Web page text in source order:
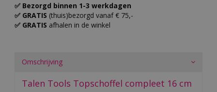
✅ Bezorgd binnen 1-3 werkdagen
✅ GRATIS (thuis)bezorgd vanaf € 75,-
✅ GRATIS afhalen in de winkel
Omschrijving
Talen Tools Topschoffel compleet 16 cm